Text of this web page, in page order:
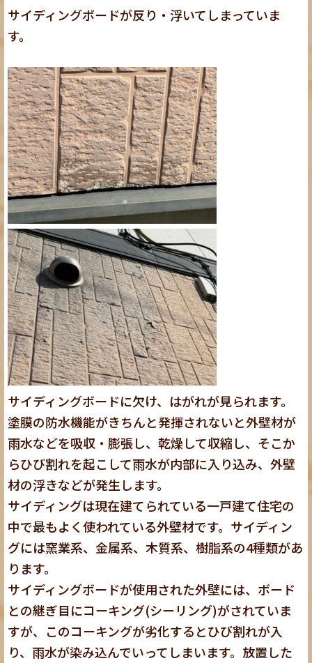
サイディングボードが反り・浮いてしまっていま
す。
サイディングボードに欠け、はがれが見られます。
塗膜の防水機能がきちんと発揮されないと外壁材が
雨水などを吸収・膨張し、乾燥して収縮し、そこか
らひび割れを起こして雨水が内部に入り込み、外壁
材の浮きなどが発生します。
サイディングは現在建てられている一戸建て住宅の
中で最もよく使われている外壁材です。サイディン
グには窯業系、金属系、木質系、樹脂系の4種類があ
ります。
サイディングボードが使用された外壁には、ボード
との継ぎ目にコーキング(シーリング)がされていま
すが、このコーキングが劣化するとひび割れが入
り、雨水が染み込んでいってしまいます。放置した